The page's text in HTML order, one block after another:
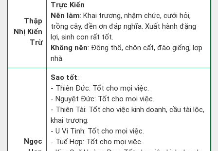
Thập
Nhị Kiến
Trừ
Trực Kiến
Nên làm: Khai trương, nhậm chức, cưới hỏi,
trồng cây, đền ơn đáp nghĩa. Xuất hành đặng
lợi, sinh con rất tốt.
Không nên: Động thổ, chôn cất, đào giếng, lợp
nhà.
Ngọc
Sao tốt:
- Thiên Đức: Tốt cho mọi việc.
- Nguyệt Đức: Tốt cho mọi việc.
- Thiên Tài: Tốt cho việc kinh doanh, cầu tài lộc,
khai trương.
- U Vi Tinh: Tốt cho mọi việc.
- Tuế Hợp: Tốt cho mọi việc.